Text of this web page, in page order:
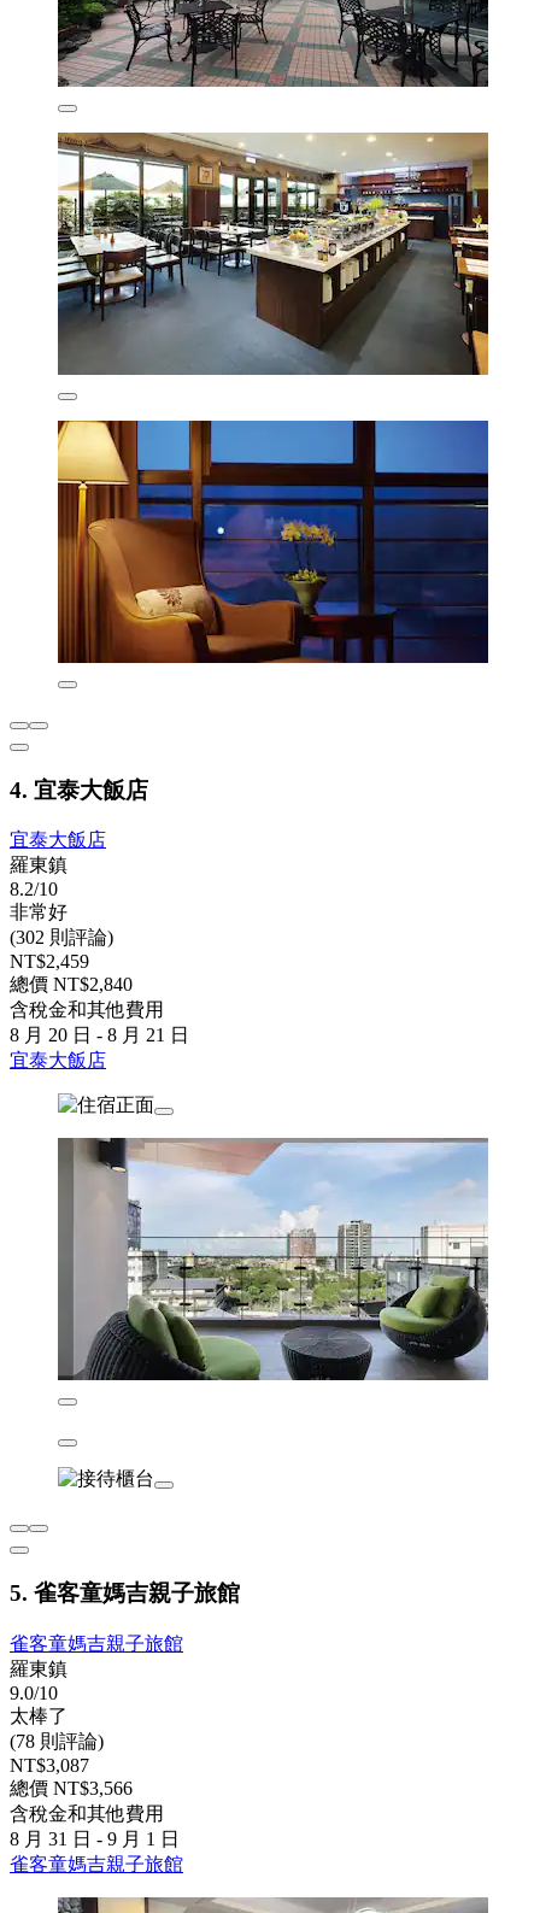
4. 宜泰大飯店
宜泰大飯店
羅東鎮
8.2/10
非常好
(302 則評論)
NT$2,459
總價 NT$2,840
含稅金和其他費用
8 月 20 日 - 8 月 21 日
宜泰大飯店
5. 雀客童媽吉親子旅館
雀客童媽吉親子旅館
羅東鎮
9.0/10
太棒了
(78 則評論)
NT$3,087
總價 NT$3,566
含稅金和其他費用
8 月 31 日 - 9 月 1 日
雀客童媽吉親子旅館